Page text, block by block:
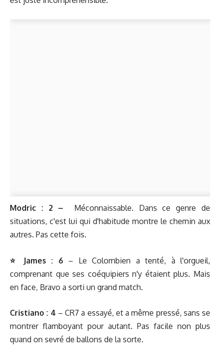
Modric : 2 –
Méconnaissable. Dans ce genre de
situations, c'est lui qui d'habitude montre le chemin aux
autres. Pas cette fois.
⭐️ James : 6 – Le Colombien a tenté, à l'orgueil,
comprenant que ses coéquipiers n'y étaient plus. Mais
en face, Bravo a sorti un grand match.
Cristiano : 4 – CR7 a essayé, et a même pressé, sans se
montrer flamboyant pour autant. Pas facile non plus
quand on sevré de ballons de la sorte.